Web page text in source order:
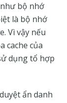
bộ nhớ
là bộ nhớ
Vì vậy nếu
cache của
dụng tổ hợp
ẩn danh